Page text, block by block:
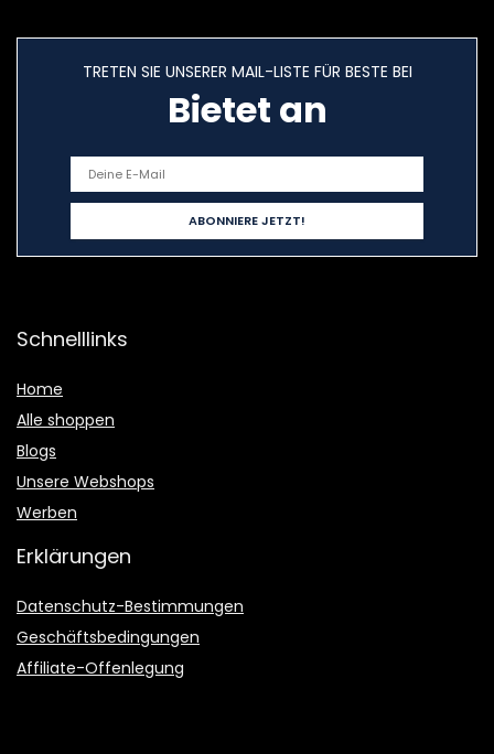
TRETEN SIE UNSERER MAIL-LISTE FÜR BESTE BEI
Bietet an
Schnelllinks
Home
Alle shoppen
Blogs
Unsere Webshops
Werben
Erklärungen
Datenschutz-Bestimmungen
Geschäftsbedingungen
Affiliate-Offenlegung